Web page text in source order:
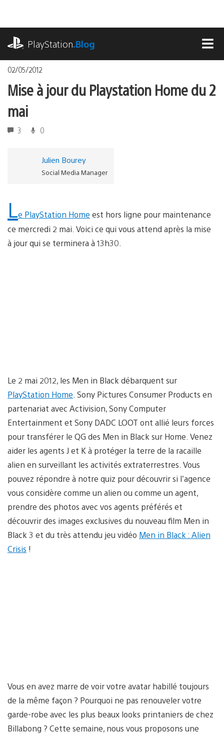
contenu
PlayStation.Blog
02/05/2012
Mise à jour du Playstation Home du 2
mai
3 0
Julien Bourey
Social Media Manager
Le PlayStation Home est hors ligne pour maintenance
ce mercredi 2 mai. Voici ce qui vous attend après la mise
à jour qui se terminera à 13h30.
Le 2 mai 2012, les Men in Black débarquent sur
PlayStation Home . Sony Pictures Consumer Products en
partenariat avec Activision, Sony Computer
Entertainment et Sony DADC LOOT ont allié leurs forces
pour transférer le QG des Men in Black sur Home. Venez
aider les agents J et K à protéger la terre de la racaille
alien en surveillant les activités extraterrestres. Vous
pouvez répondre à notre quiz pour découvrir si l’agence
vous considère comme un alien ou comme un agent,
prendre des photos avec vos agents préférés et
découvrir des images exclusives du nouveau film Men in
Black 3 et du très attendu jeu vidéo Men in Black : Alien
Crisis !
Vous en avez marre de voir votre avatar habillé toujours
de la même façon ? Pourquoi ne pas renouveler votre
garde-robe avec les plus beaux looks printaniers de chez
Billabong ? Cette semaine, nous vous proposons une